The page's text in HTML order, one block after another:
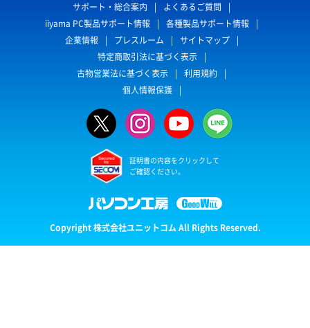
サポート・総合案内
よくあるご質問
iiyama PC製品サポート情報
各種製品サポート情報
企業情報
プレスルーム
サイトマップ
特定商取引法に基づく表示
古物営業法に基づく表示
利用規約
個人情報保護
証明書の内容をクリックして
ご確認ください。
Copyright 株式会社ユニットコム All Rights Reserved.